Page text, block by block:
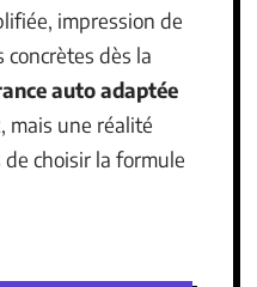
impression de
concrètes dès la
auto adaptée
mais une réalité
choisir la formule